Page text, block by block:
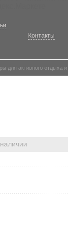
Контакты
для активного отдыха